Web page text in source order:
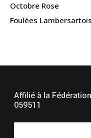
Octobre Rose
Foulées
Affilié à la
059511